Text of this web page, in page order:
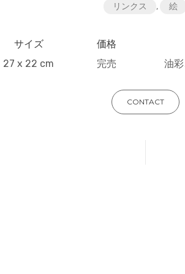
リンクス , 絵
サイズ
27 x 22 cm
価格
完売
油
CONTACT